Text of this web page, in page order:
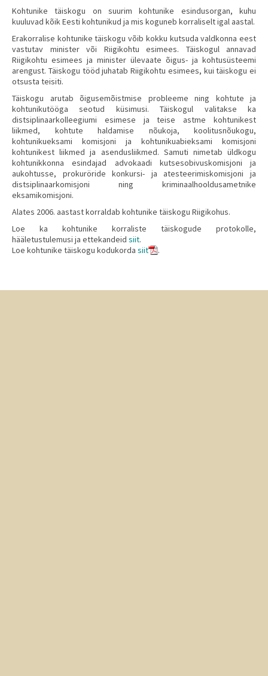
Kohtunike täiskogu on suurim kohtunike esindusorgan, kuhu
kuuluvad kõik Eesti kohtunikud ja mis koguneb korraliselt igal aastal.
Erakorralise kohtunike täiskogu võib kokku kutsuda valdkonna eest
vastutav minister või Riigikohtu esimees. Täiskogul annavad
Riigikohtu esimees ja minister ülevaate õigus- ja kohtusüsteemi
arengust. Täiskogu tööd juhatab Riigikohtu esimees, kui täiskogu ei
otsusta teisiti.
Täiskogu arutab õigusemõistmise probleeme ning kohtute ja
kohtunikutööga seotud küsimusi. Täiskogul valitakse ka
distsiplinaarkolleegiumi esimese ja teise astme kohtunikest
liikmed, kohtute haldamise nõukoja, koolitusnõukogu,
kohtunikueksami komisjoni ja kohtunikuabieksami komisjoni
kohtunikest liikmed ja asendusliikmed. Samuti nimetab üldkogu
kohtunikkonna esindajad advokaadi kutsesobivuskomisjoni ja
aukohtusse, prokuröride konkursi- ja atesteerimiskomisjoni ja
distsiplinaarkomisjoni ning kriminaalhooldusametnike
eksamikomisjoni.
Alates 2006. aastast korraldab kohtunike täiskogu Riigikohus.
Loe ka kohtunike korraliste täiskogude protokolle,
hääletustulemusi ja ettekandeid siit.
Loe kohtunike täiskogu kodukorda siit .